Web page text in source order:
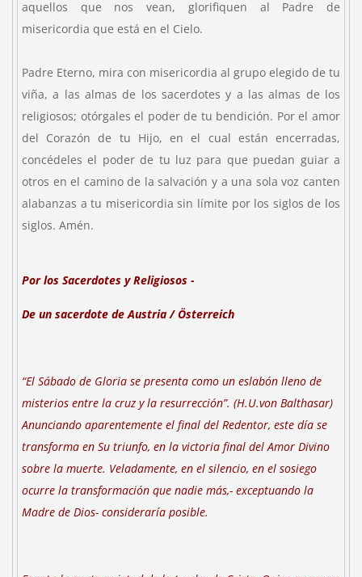
aquellos que nos vean, glorifiquen al Padre de
misericordia que está en el Cielo.
Padre Eterno, mira con misericordia al grupo elegido de tu
viña, a las almas de los sacerdotes y a las almas de los
religiosos; otórgales el poder de tu bendición. Por el amor
del Corazón de tu Hijo, en el cual están encerradas,
concédeles el poder de tu luz para que puedan guiar a
otros en el camino de la salvación y a una sola voz canten
alabanzas a tu misericordia sin límite por los siglos de los
siglos. Amén.
Por los Sacerdotes y Religiosos -
De un sacerdote de Austria / Österreich
“El Sábado de Gloria se presenta como un eslabón lleno de
misterios entre la cruz y la resurrección”. (H.U.von Balthasar)
Anunciando aparentemente el final del Redentor, este día se
transforma en Su triunfo, en la victoria final del Amor Divino
sobre la muerte. Veladamente, en el silencio, en el sosiego
ocurre la transformación que nadie más,- exceptuando la
Madre de Dios- consideraría posible.